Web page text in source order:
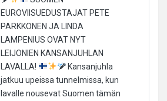
EUROVIISUEDUSTAJAT PETE
PARKKONEN JA LINDA
LAMPENIUS OVAT NYT
LEIJONIEN KANSANJUHLAN
LAVALLA!
Kansanjuhla
jatkuu upeissa tunnelmissa, kun
lavalle nousevat Suomen tämän